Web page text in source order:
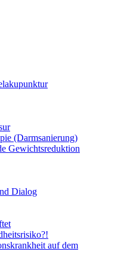
(Darmsanierung)
Gewichtsreduktion
Dialog
auf dem